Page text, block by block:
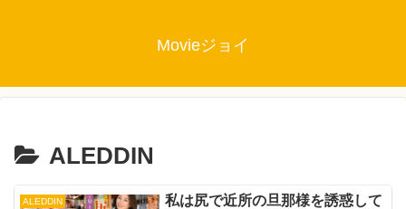
Movieジョイ
ALEDDIN
ALEDDIN
私は尻で近所の旦那様を誘惑して